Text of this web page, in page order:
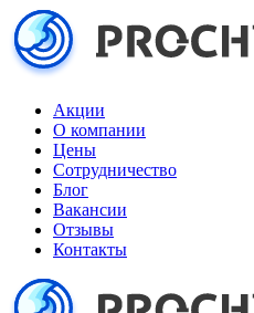
Акции
О компании
Цены
Сотрудничество
Блог
Вакансии
Отзывы
Контакты